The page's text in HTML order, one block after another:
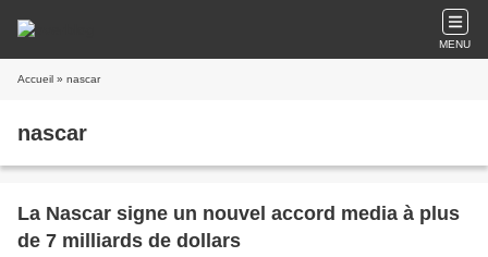
MENU
Accueil » nascar
nascar
La Nascar signe un nouvel accord media à plus
de 7 milliards de dollars